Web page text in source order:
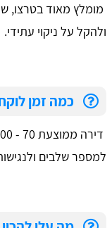
מומלץ מאוד בטרצו,
ולהקל על ניקוי עתידי.
כמה זמן
למספר שלבים